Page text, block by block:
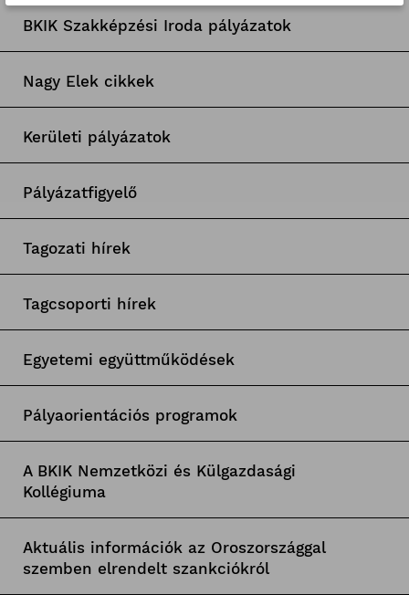
BKIK Szakképzési Iroda pályázatok
Nagy Elek cikkek
Kerületi pályázatok
Pályázatfigyelő
Tagozati hírek
Tagcsoporti hírek
Egyetemi együttműködések
Pályaorientációs programok
A BKIK Nemzetközi és Külgazdasági
Kollégiuma
Aktuális információk az Oroszországgal
szemben elrendelt szankciókról